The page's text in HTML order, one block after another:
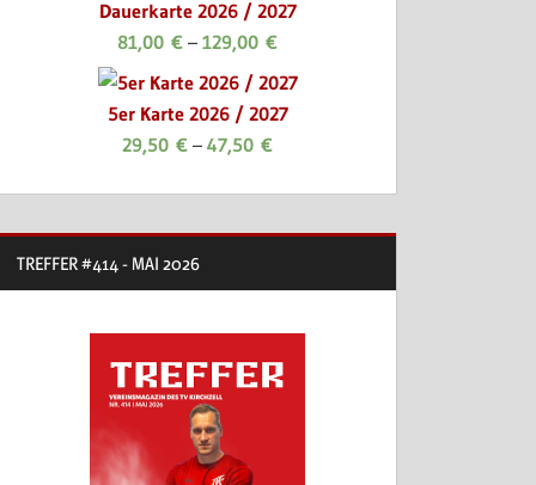
Dauerkarte 2026 / 2027
81,00€ –129,00€
5er Karte 2026 / 2027
29,50€ –47,50€
TREFFER #414 - MAI 2026